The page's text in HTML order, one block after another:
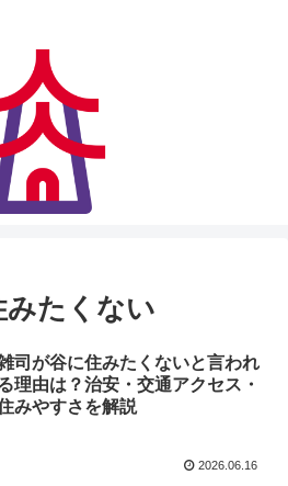
みたくない
司が谷に住みたくないと言われ
理由は？治安・交通アクセス・
みやすさを解説
2026.06.16